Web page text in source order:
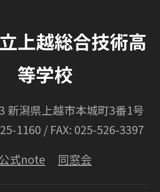
上越総合技術高
等学校
新潟県上越市本城町3番1号
1160 / FAX: 025-526-3397
式note
同窓会